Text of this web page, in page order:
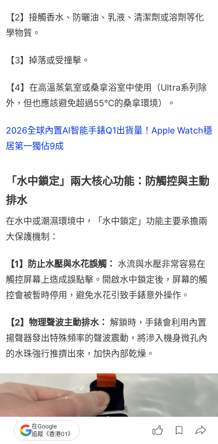
【2】接觸香水、防曬油、乳液、清潔劑或溶劑等化
學物質。
【3】掉落或受撞擊。
【4】在高溫蒸氣室或桑拿浴室中使用（Ultra系列除
外，但也應該避免超過55°C的桑拿環境）。
2026全球內置AI智能手錶Q1出貨量！Apple Watch穩
居第一獨佔9成
「水中鎖定」兩大核心功能：防觸控與主動
排水
在水中或潮濕環境中，「水中鎖定」功能主要承擔兩
大保護機制：
【1】防止水壓與水花誤觸：
水流與水壓非常容易在
觸控屏幕上造成誤點擊。開啟水中鎖定後，屏幕的觸
控會被暫時停用，避免水花引致手錶意外操作。
【2】物理聲波主動排水： 解鎖時，手錶會利用內置
揚聲器發出特殊頻率的聲波震動，將滲入機身微孔內
的水珠強行推擠出來，加快內部乾燥。
在Google
追蹤《香港01》